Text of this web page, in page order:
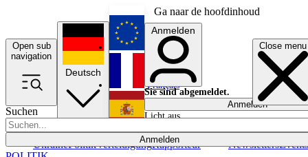
Ga naar de hoofdinhoud
Open sub
navigation
Close menu
Suchen
Anmelden
UkrainePolitikVerteidigungRapporteur NewslettersEvents
Deutsch
English
Français
Anmelden
Sie sind abgemeldet.
Anmelden
Licht aus